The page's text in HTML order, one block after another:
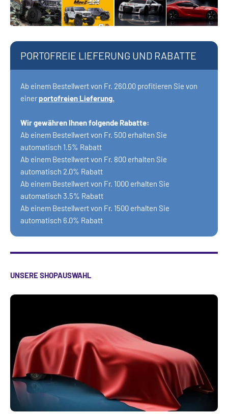
PORTOFREIE LIEFERUNG UND RABATTE
Ab einem Bestellwert von Fr. 260.00 profitieren Sie von
einerportofreien Lieferung.
Wir gewähren Ihnen folgende Rabatte:
Ab einem Bestellwert von Fr. 500 erhalten Sie
automatisch 1.5% Rabatt
Ab einem Bestellwert von Fr. 800 erhalten Sie
automatisch 2.0% Rabatt
Ab einem Bestellwert von Fr. 1000 erhalten Sie
automatisch 3.5% Rabatt
Ab einem Bestellwert von Fr. 1500 erhalten Sie
automatisch 6.0% Rabatt
UNSERE SHOPAUSWAHL